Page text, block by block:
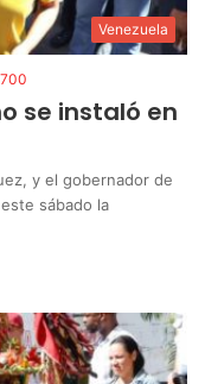
Venezuela
700
se instaló en
y el gobernador de
sábado la